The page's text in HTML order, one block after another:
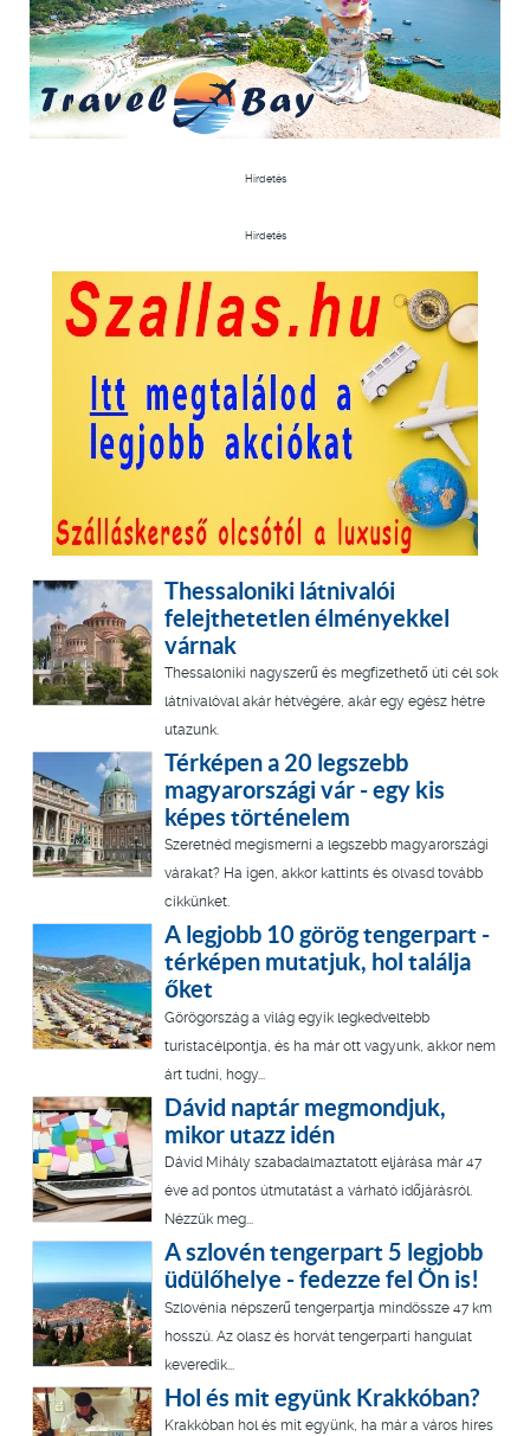
Hirdetés
Hirdetés
Thessaloniki látnivalói
felejthetetlen élményekkel
várnak
Thessaloniki nagyszerű és megfizethető úti cél sok
látnivalóval akár hétvégére, akár egy egész hétre
utazunk.
Térképen a 20 legszebb
magyarországi vár - egy kis
képes történelem
Szeretnéd megismerni a legszebb magyarországi
várakat? Ha igen, akkor kattints és olvasd tovább
cikkünket.
A legjobb 10 görög tengerpart -
térképen mutatjuk, hol találja
őket
Görögország a világ egyik legkedveltebb
turistacélpontja, és ha már ott vagyunk, akkor nem
árt tudni, hogy...
Dávid naptár megmondjuk,
mikor utazz idén
Dávid Mihály szabadalmaztatott eljárása már 47
éve ad pontos útmutatást a várható időjárásról.
Nézzük meg...
A szlovén tengerpart 5 legjobb
üdülőhelye - fedezze fel Ön is!
Szlovénia népszerű tengerpartja mindössze 47 km
hosszú. Az olasz és horvát tengerparti hangulat
keveredik...
Hol és mit együnk Krakkóban?
Krakkóban hol és mit együnk, ha már a város híres